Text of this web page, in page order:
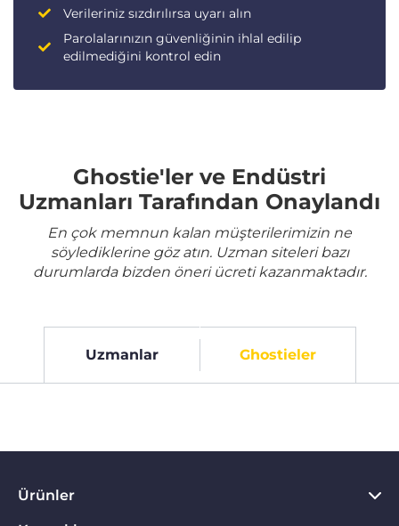
Verileriniz sızdırılırsa uyarı alın
Parolalarınızın güvenliğinin ihlal edilip
edilmediğini kontrol edin
Ghostie'ler ve Endüstri
Uzmanları Tarafından Onaylandı
En çok memnun kalan müşterilerimizin ne
söylediklerine göz atın. Uzman siteleri bazı
durumlarda bizden öneri ücreti kazanmaktadır.
Uzmanlar Ghostieler
Ürünler